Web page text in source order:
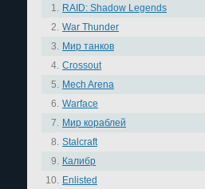
1. RAID: Shadow Legends
2. War Thunder
3. Мир танков
4. Crossout
5. Mech Arena
6. Warface
7. Мир кораблей
8. Stalcraft
9. Калибр
10. Enlisted